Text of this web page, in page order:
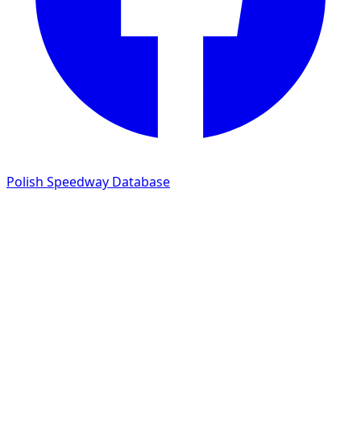
Polish Speedway Database